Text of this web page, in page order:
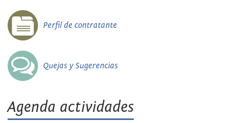
Perfil de contratante
Quejas y Sugerencias
Agenda actividades